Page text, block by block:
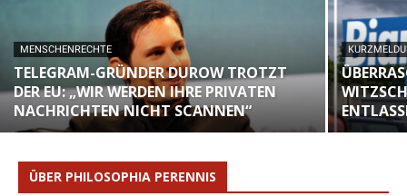
MENSCHENRECHTE
TELEGRAM-GRÜNDER DUROW TROTZT
DER EU: „WIR WERDEN IHRE PRIVATEN
NACHRICHTEN NICHT SCANNEN“
ÜBER PHILOSOPHIA PERENNIS